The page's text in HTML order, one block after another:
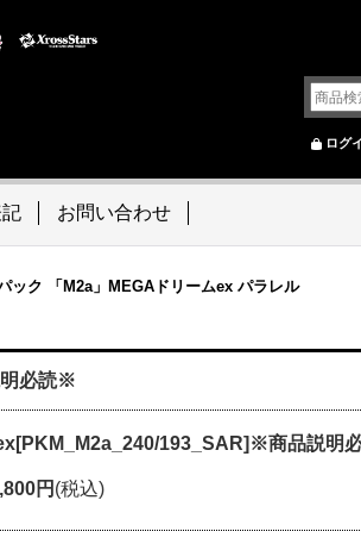
ログ
お問い合わせ
ック 「M2a」MEGAドリームex パラレル
明必読※
193_SAR]※商品説明
円 (税込)